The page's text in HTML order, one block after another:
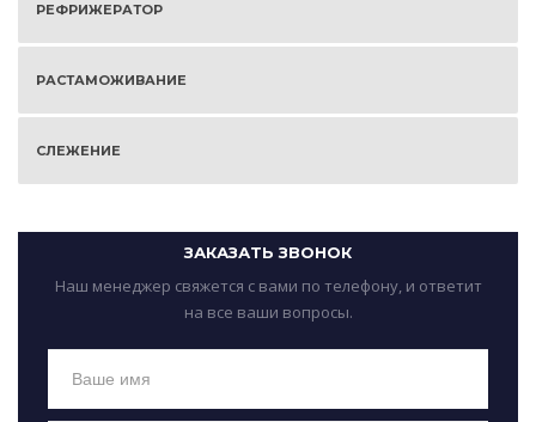
РЕФРИЖЕРАТОР
РАСТАМОЖИВАНИЕ
СЛЕЖЕНИЕ
ЗАКАЗАТЬ ЗВОНОК
Наш менеджер свяжется с вами по телефону, и ответит
на все ваши вопросы.